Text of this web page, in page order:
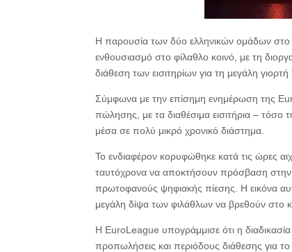
Η παρουσία των δύο ελληνικών ομάδων
ενθουσιασμό στο φίλαθλο κοινό, με τη
διάθεση των εισιτηρίων για τη μεγάλη
Σύμφωνα με την επίσημη ενημέρωση της
πώλησης, με τα διαθέσιμα εισιτήρια – τόσο
μέσα σε πολύ μικρό χρονικό διάστημα.
Το ενδιαφέρον κορυφώθηκε κατά τις ώρες
ταυτόχρονα να αποκτήσουν πρόσβαση στην
πρωτοφανούς ψηφιακής πίεσης. Η εικόνα
μεγάλη δίψα των φιλάθλων να βρεθούν στο
Η EuroLeague υπογράμμισε ότι η
προπωλήσεις και περιόδους διάθεσης για